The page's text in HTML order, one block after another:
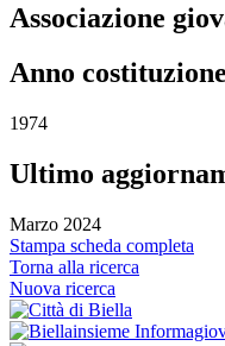
Associazione
Anno costituzione
1974
Ultimo
Marzo 2024
Stampa scheda completa
Torna alla ricerca
Nuova ricerca